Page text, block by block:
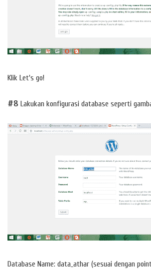
Klik Let's go!
#8 Lakukan konfigurasi database seperti
Database Name: data_athar (sesuai dengan